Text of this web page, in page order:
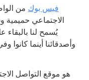
فيس بوك من
الاجتماعي حميمية
وأصدقائنا أينما كانوا